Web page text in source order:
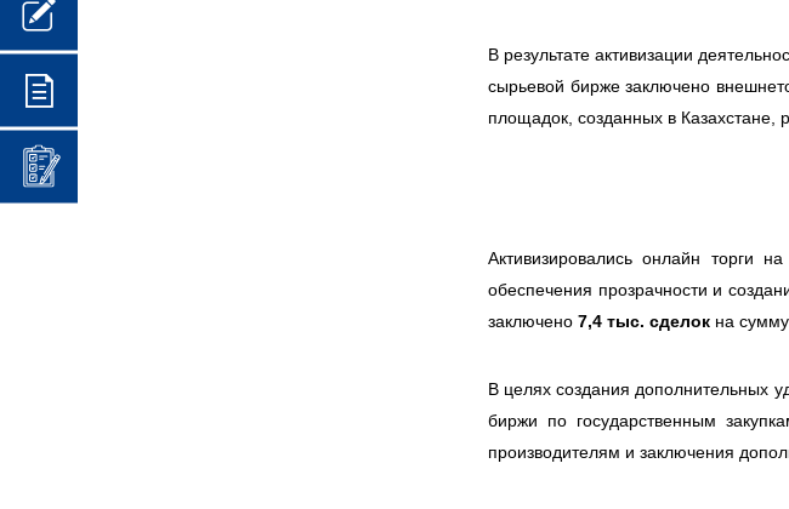
В результате активизации
сырьевой бирже заключено
площадок, созданных в Казахстане,
Активизировались онлайн торги
обеспечения прозрачности и
заключено 7,4 тыс. сделок на сумму
В целях создания дополнительных
биржи по государственным
производителям и заключения